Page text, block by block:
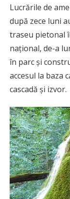
Lucrările de
după zece luni
traseu pietonal
naţional, de-a
în parc şi
accesul la baza
cascadă şi izvor.